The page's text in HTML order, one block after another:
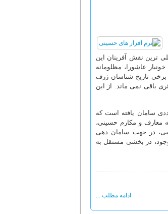
ترین نقش آفرینان این
عاشورا، مظلومانه
تاریخ شناسان ژرف
باقی نمی ماند. از این
سامان یافته است که
معارف و مکارم حسینی،
در جهت سامان دهی
در بخشی مستقل به
ادامه مطلب ...